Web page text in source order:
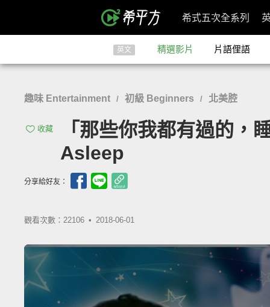
希式五次全系列
英文 精選影片 片語俚語
趣味 Entertainment / 初級 Beginners / 北美腔
收藏
「那些你我都有過的
Asleep
分享給好友：
觀看次數：22106 • 2018-06-01